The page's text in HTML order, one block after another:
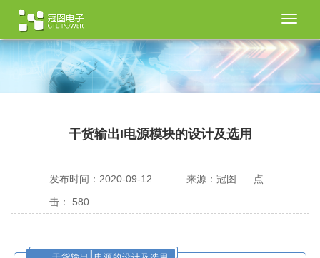
切
导
航
干货输出I电源模块的设计及选用
发布时间：2020-09-12 来源：冠图
点
击：
580